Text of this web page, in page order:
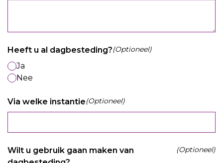
Heeft u al dagbesteding?(Optioneel)
Ja
Nee
Via welke instantie(Optioneel)
Wilt u gebruik gaan maken van
(Optioneel)